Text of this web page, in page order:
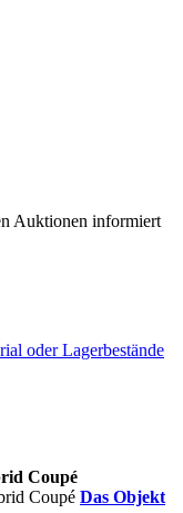
Auktionen informiert
Coupé
Das Objekt